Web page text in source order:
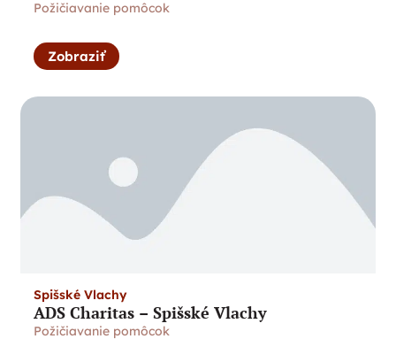
Požičiavanie pomôcok
Zobraziť
Spišské Vlachy
ADS Charitas – Spišské Vlachy
Požičiavanie pomôcok